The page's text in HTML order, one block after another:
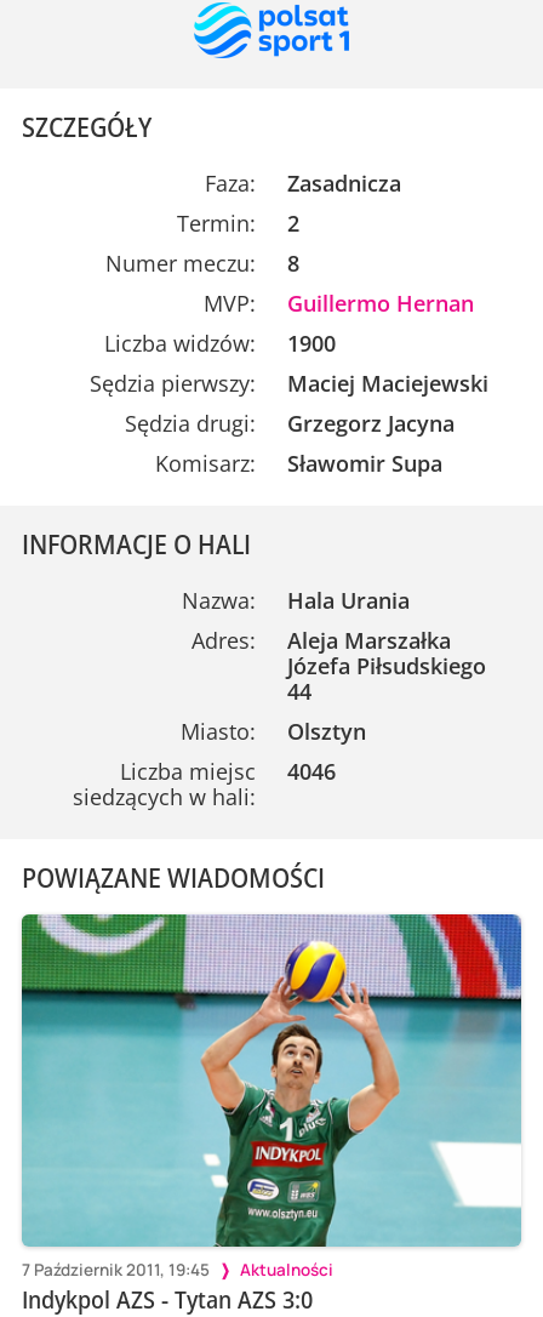
SZCZEGÓŁY
Faza:
Zasadnicza
Termin:
2
Numer meczu:
8
MVP:
Guillermo Hernan
Liczba widzów:
1900
Sędzia pierwszy:
Maciej Maciejewski
Sędzia drugi:
Grzegorz Jacyna
Komisarz:
Sławomir Supa
INFORMACJE O HALI
Nazwa:
Hala Urania
Adres:
Aleja Marszałka
Józefa Piłsudskiego
44
Miasto:
Olsztyn
Liczba miejsc
siedzących w hali:
4046
POWIĄZANE WIADOMOŚCI
7 Październik 2011, 19:45 Aktualności
Indykpol AZS - Tytan AZS 3:0